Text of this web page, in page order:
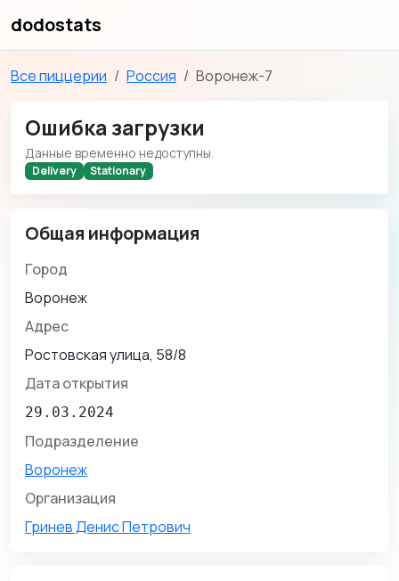
dodostats
Все пиццерии Россия Воронеж-7
Ошибка загрузки
Данные временно недоступны.
Delivery Stationary
Общая информация
Город
Воронеж
Адрес
Ростовская улица, 58/8
Дата открытия
29.03.2024
Подразделение
Воронеж
Организация
Гринев Денис Петрович